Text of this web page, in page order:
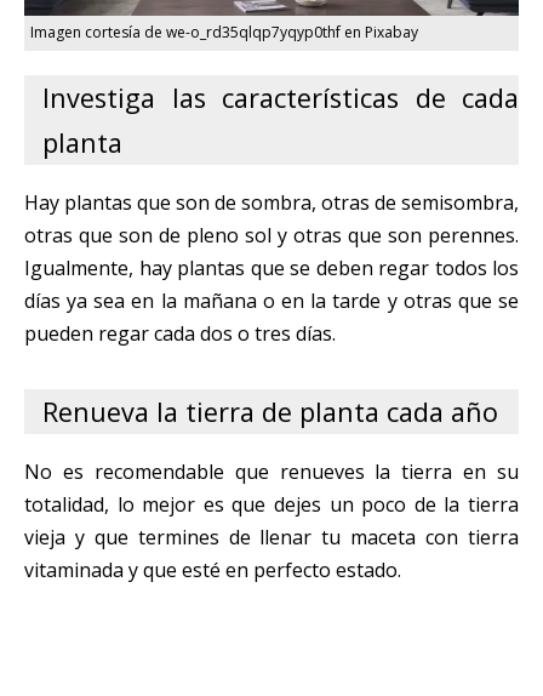
Imagen cortesía de we-o_rd35qlqp7yqyp0thf en Pixabay
Investiga las características de cada
planta
Hay plantas que son de sombra, otras de semisombra,
otras que son de pleno sol y otras que son perennes.
Igualmente, hay plantas que se deben regar todos los
días ya sea en la mañana o en la tarde y otras que se
pueden regar cada dos o tres días.
Renueva la tierra de planta cada año
No es recomendable que renueves la tierra en su
totalidad, lo mejor es que dejes un poco de la tierra
vieja y que termines de llenar tu maceta con tierra
vitaminada y que esté en perfecto estado.